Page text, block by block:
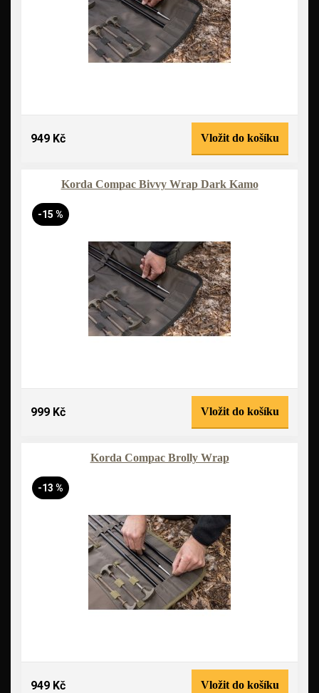
949 Kč Vložit do košíku
Korda Compac Bivvy Wrap Dark Kamo
-15 %
999 Kč Vložit do košíku
Korda Compac Brolly Wrap
-13 %
949 Kč Vložit do košíku